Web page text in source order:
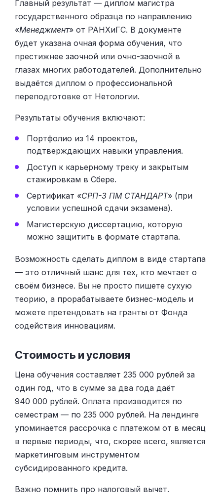
Главный результат — диплом магистра
государственного образца по направлению
«Менеджмент» от РАНХиГС. В документе
будет указана очная форма обучения, что
престижнее заочной или очно-заочной в
глазах многих работодателей. Дополнительно
выдаётся диплом о профессиональной
переподготовке от Нетологии.
Результаты обучения включают:
Портфолио из 14 проектов,
подтверждающих навыки управления.
Доступ к карьерному треку и закрытым
стажировкам в Сбере.
Сертификат «СРП-3 ПМ СТАНДАРТ» (при
условии успешной сдачи экзамена).
Магистерскую диссертацию, которую
можно защитить в формате стартапа.
Возможность сделать диплом в виде стартапа
— это отличный шанс для тех, кто мечтает о
своём бизнесе. Вы не просто пишете сухую
теорию, а прорабатываете бизнес-модель и
можете претендовать на гранты от Фонда
содействия инновациям.
Стоимость и условия
Цена обучения составляет 235 000 рублей за
один год, что в сумме за два года даёт
940 000 рублей. Оплата производится по
семестрам — по 235 000 рублей. На лендинге
упоминается рассрочка с платежом от в месяц
в первые периоды, что, скорее всего, является
маркетинговым инструментом
субсидированного кредита.
Важно помнить про налоговый вычет.